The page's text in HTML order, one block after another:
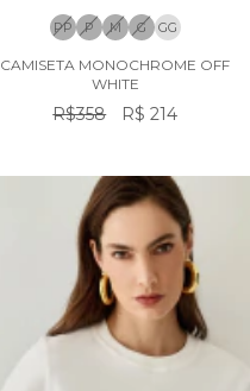
PP P M G GG
CAMISETA MONOCHROME OFF
WHITE
R$358 R$ 214